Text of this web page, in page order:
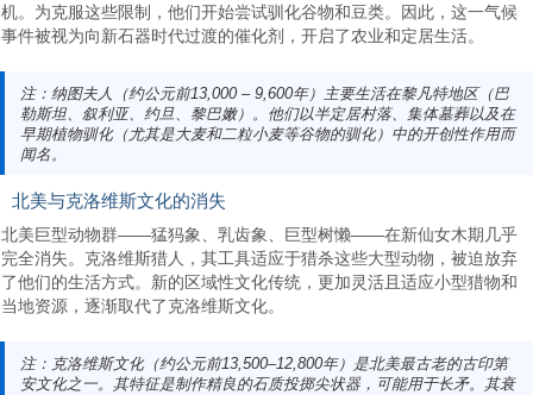
机。为克服这些限制，他们开始尝试驯化谷物和豆类。因此，这一气候
事件被视为向新石器时代过渡的催化剂，开启了农业和定居生活。
注：纳图夫人（约公元前13,000 – 9,600年）主要生活在黎凡特地区（巴
勒斯坦、叙利亚、约旦、黎巴嫩）。他们以半定居村落、集体墓葬以及在
早期植物驯化（尤其是大麦和二粒小麦等谷物的驯化）中的开创性作用而
闻名。
北美与克洛维斯文化的消失
北美巨型动物群——猛犸象、乳齿象、巨型树懒——在新仙女木期几乎
完全消失。克洛维斯猎人，其工具适应于猎杀这些大型动物，被迫放弃
了他们的生活方式。新的区域性文化传统，更加灵活且适应小型猎物和
当地资源，逐渐取代了克洛维斯文化。
注：克洛维斯文化（约公元前13,500–12,800年）是北美最古老的古印第
安文化之一。其特征是制作精良的石质投掷尖状器，可能用于长矛。其衰